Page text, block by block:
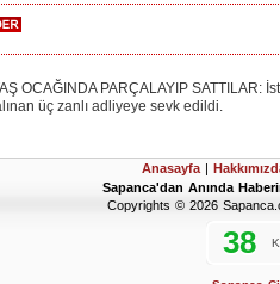
OCAĞINDA PARÇALAYIP
üç zanlı adliyeye sevk edildi.
Anasayfa |
Sapanca'dan Anında
Copyrights © 2026